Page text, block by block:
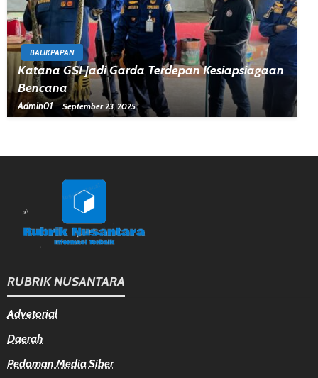
BALIKPAPAN
Katana GSI Jadi Garda Terdepan Kesiapsiagaan
Bencana
Admin01 September 23, 2025
RUBRIK NUSANTARA
Advetorial
Daerah
Pedoman Media Siber